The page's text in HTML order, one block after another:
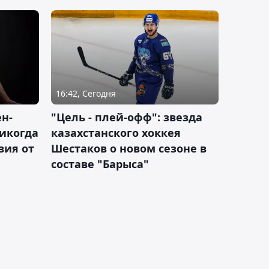
от
16:42, Сегодня
"Цель - плей-офф": звезда
казахстанского хоккея
Шестаков о новом сезоне в
составе "Барыса"